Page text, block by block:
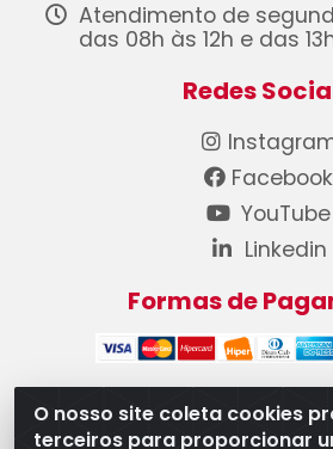
O nosso site coleta cookies
terceiros para proporcionar
Atendimento de
das 08h às 12h e das
Redes
Facebook
YouTube
Linkedin
Formas de
WB Componentes